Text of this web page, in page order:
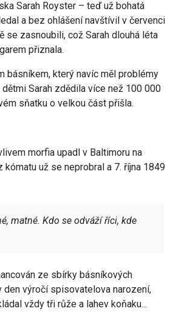
Sarah Royster – teď už bohatá
a bez ohlášení navštívil v červenci
se zasnoubili, což Sarah dlouhá léta
přiznala.
básníkem, který navíc měl problémy
Sarah zdědila více než 100 000
sňatku o velkou část přišla.
morfia upadl v Baltimoru na
už se neprobral a 7. října 1849
matné. Kdo se odváží říci, kde
ze sbírky básníkových
den výročí spisovatelova narození,
vždy tři růže a lahev koňaku...